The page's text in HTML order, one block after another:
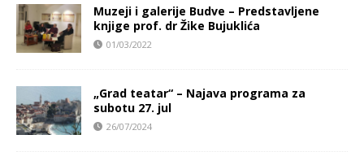
Muzeji i galerije Budve – Predstavljene
knjige prof. dr Žike Bujuklića
01/03/2022
„Grad teatar“ – Najava programa za
subotu 27. jul
26/07/2024